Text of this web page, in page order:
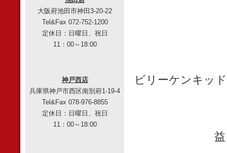
ビリーケンキッ
大阪府池田市神田3-20-22
Tel&Fax 072-752-1200
定休日：日曜日、祝日
11：00～18:00
神戸西店
兵庫県神戸市西区南別府1-19-4
Tel&Fax 078-976-8855
定休日：日曜日、祝日
11：00～18:00